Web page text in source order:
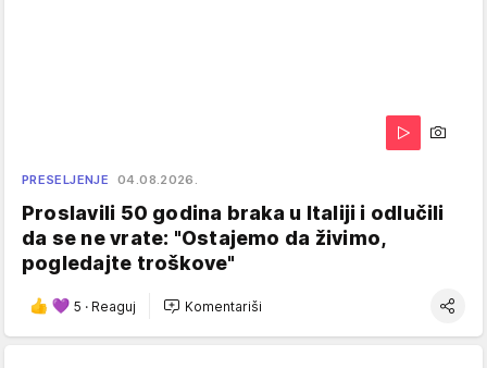
PRESELJENJE 04.08.2026.
Proslavili 50 godina braka u Italiji i odlučili
da se ne vrate: "Ostajemo da živimo,
pogledajte troškove"
5 · Reaguj Komentariši